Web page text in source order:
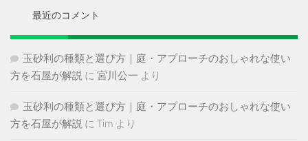
最近のコメント
玉砂利の種類と選び方｜庭・アプローチのおしゃれな使い
方を石屋が解説 に 宮川公一 より
玉砂利の種類と選び方｜庭・アプローチのおしゃれな使い
方を石屋が解説 に Tim より